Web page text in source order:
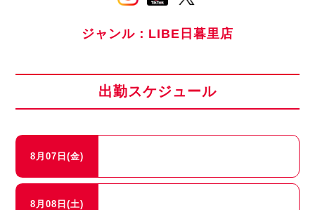
ジャンル：LIBE日暮里店
出勤スケジュール
8月07日(金)
8月08日(土)